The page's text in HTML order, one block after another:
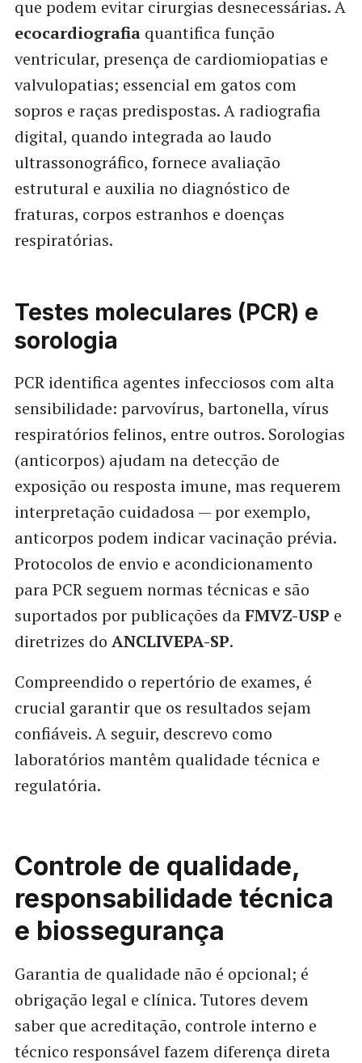
que podem evitar cirurgias desnecessárias. A
ecocardiografiaquantifica função
ventricular, presença de cardiomiopatias e
valvulopatias; essencial em gatos com
sopros e raças predispostas. A radiografia
digital, quando integrada ao laudo
ultrassonográfico, fornece avaliação
estrutural e auxilia no diagnóstico de
fraturas, corpos estranhos e doenças
respiratórias.
Testes moleculares (PCR) e
sorologia
PCR identifica agentes infecciosos com alta
sensibilidade: parvovírus, bartonella, vírus
respiratórios felinos, entre outros. Sorologias
(anticorpos) ajudam na detecção de
exposição ou resposta imune, mas requerem
interpretação cuidadosa — por exemplo,
anticorpos podem indicar vacinação prévia.
Protocolos de envio e acondicionamento
para PCR seguem normas técnicas e são
suportados por publicações daFMVZ-USP e
diretrizes do ANCLIVEPA-SP.
Compreendido o repertório de exames, é
crucial garantir que os resultados sejam
confiáveis. A seguir, descrevo como
laboratórios mantêm qualidade técnica e
regulatória.
Controle de qualidade,
responsabilidade técnica
e biossegurança
Garantia de qualidade não é opcional; é
obrigação legal e clínica. Tutores devem
saber que acreditação, controle interno e
técnico responsável fazem diferença direta